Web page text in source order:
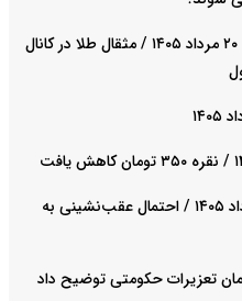
پیش‌ بینی قیمت طلا و سکه سه شنبه ۲۰ مرداد ۱۴۰۵ / مثقال طلا در کانال
پیش‌ بینی قیمت دلار سه شنبه ۲۰ مرداد ۱۴۰۵ / احتمال عقب‌نشینی به
تعزیرات حکومتی توضیح داد